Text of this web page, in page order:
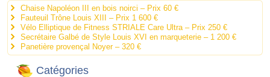
Chaise Napoléon III en bois noirci – Prix 60 €
Fauteuil Trône Louis XIII – Prix 1 600 €
Vélo Elliptique de Fitness STRIALE Care Ultra – Prix 250 €
Secrétaire Galbé de Style Louis XVI en marqueterie – 1 200 €
Panetière provençal Noyer – 320 €
Catégories